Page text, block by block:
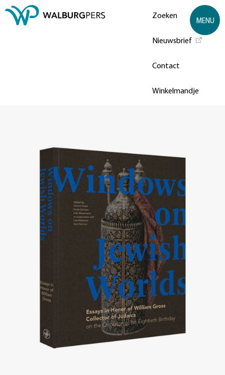
Zoeken
Nieuwsbrief
Contact
Winkelmandje
MENU